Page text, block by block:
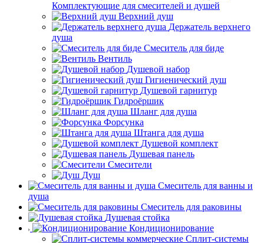
Комплектующие для смесителей и душей
Верхний душ
Держатель верхнего
душа
Смеситель для биде
Вентиль
Душевой набор
Гигиенический душ
Душевой гарнитур
Гидроёршик
Шланг для душа
Форсунка
Штанга для душа
Душевой комплект
Душевая панель
Смесители
Душ
Смеситель для ванны и
душа
Смеситель для раковины
Душевая стойка
Кондиционирование
Сплит-системы